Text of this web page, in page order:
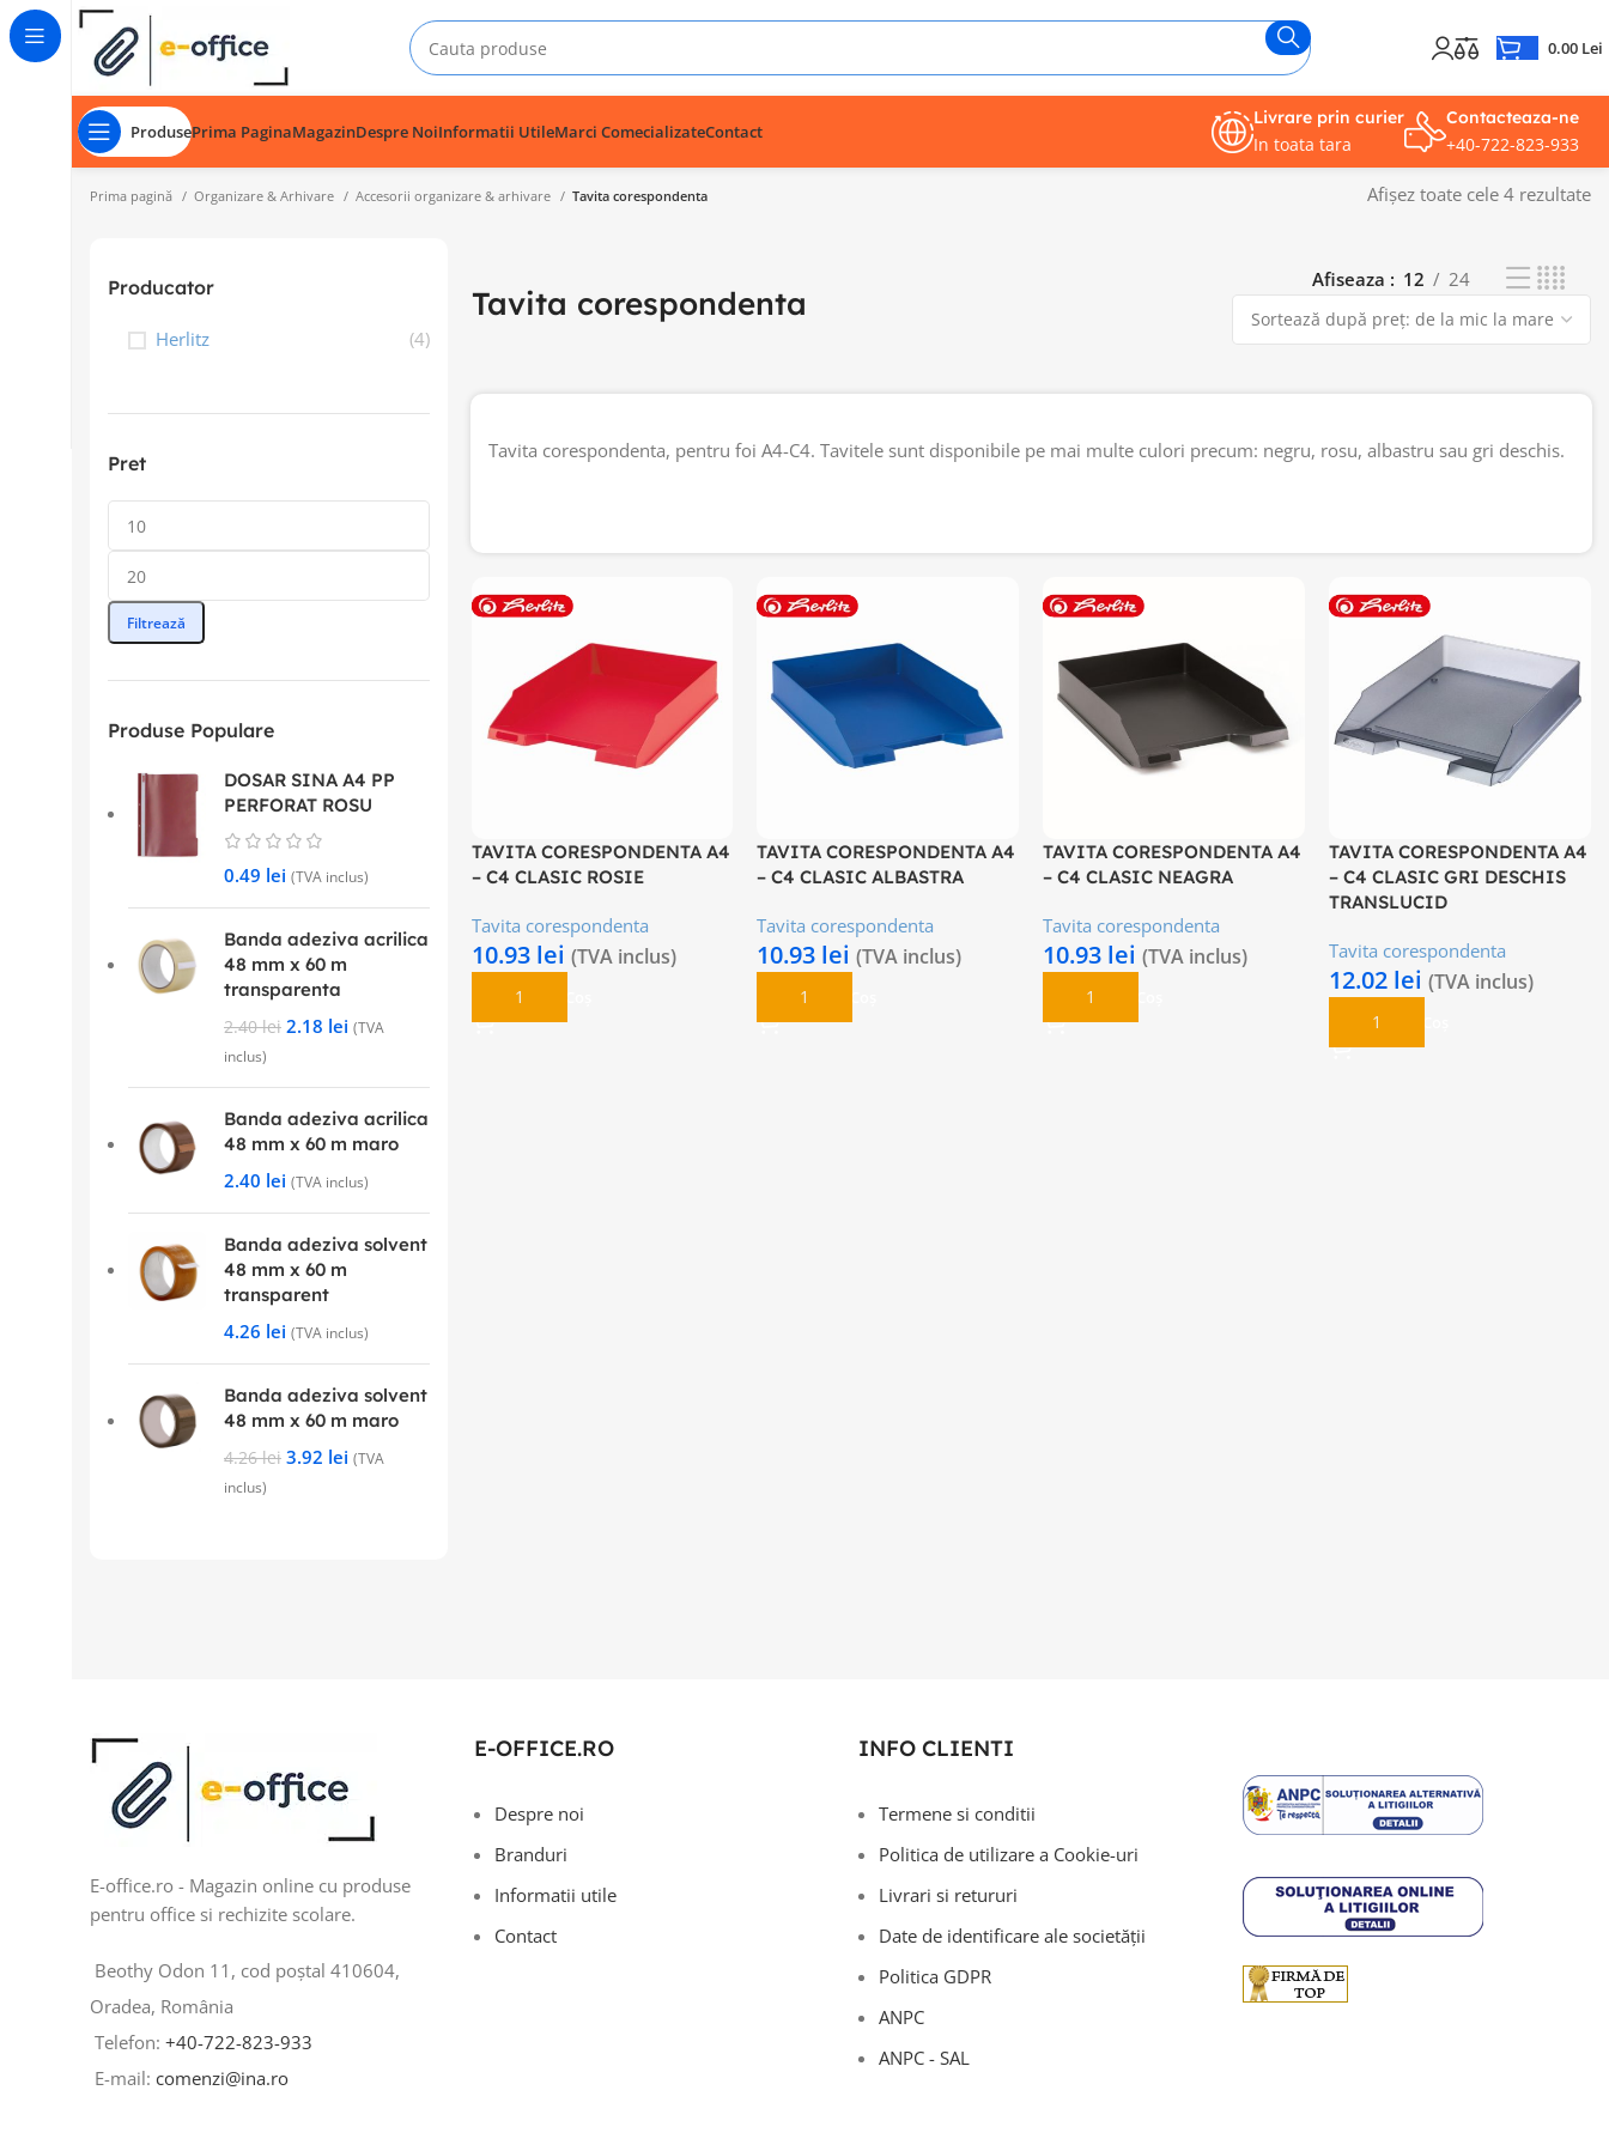
0.00 Lei
ProdusePrima PaginaMagazinDespre NoiInformatii UtileMarci ComecializateContact
Livrare prin curier
In toata tara
Contacteaza-ne
+40-722-823-933
Prima pagină Organizare & Arhivare Accesorii organizare & arhivare Tavita corespondenta Afișez toate cele 4 rezultate
Producator
Herlitz (4)
Pret
Filtrează
Produse Populare
DOSAR SINA A4 PP
PERFORAT ROSU
0.49 lei (TVA inclus)
Banda adeziva acrilica
48 mm x 60 m
transparenta
2.40lei 2.18 lei (TVA
inclus)
Banda adeziva acrilica
48 mm x 60 m maro
2.40 lei (TVA inclus)
Banda adeziva solvent
48 mm x 60 m
transparent
4.26 lei (TVA inclus)
Banda adeziva solvent
48 mm x 60 m maro
4.26lei 3.92 lei (TVA
inclus)
Tavita corespondenta
Afiseaza 12 24
Tavita corespondenta, pentru foi A4-C4. Tavitele sunt disponibile pe mai multe culori precum: negru, rosu, albastru sau gri deschis.
TAVITA CORESPONDENTA A4
– C4 CLASIC ROSIE
Tavita corespondenta
10.93 lei (TVA inclus)
Adaugă În Coș
TAVITA CORESPONDENTA A4
– C4 CLASIC ALBASTRA
Tavita corespondenta
10.93 lei (TVA inclus)
Adaugă În Coș
TAVITA CORESPONDENTA A4
– C4 CLASIC NEAGRA
Tavita corespondenta
10.93 lei (TVA inclus)
Adaugă În Coș
TAVITA CORESPONDENTA A4
– C4 CLASIC GRI DESCHIS
TRANSLUCID
Tavita corespondenta
12.02 lei (TVA inclus)
Adaugă În Coș
E-office.ro - Magazin online cu produse
pentru office si rechizite scolare.
Beothy Odon 11, cod poștal 410604,
Oradea, România
Telefon: +40-722-823-933
E-mail: comenzi@ina.ro
E-OFFICE.RO
Despre noi
Branduri
Informatii utile
Contact
INFO CLIENTI
Termene si conditii
Politica de utilizare a Cookie-uri
Livrari si retururi
Date de identificare ale societății
Politica GDPR
ANPC
ANPC - SAL